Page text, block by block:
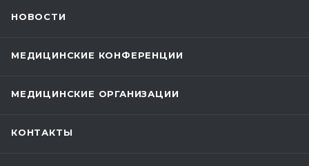
НОВОСТИ
МЕДИЦИНСКИЕ КОНФЕРЕНЦИИ
МЕДИЦИНСКИЕ ОРГАНИЗАЦИИ
КОНТАКТЫ